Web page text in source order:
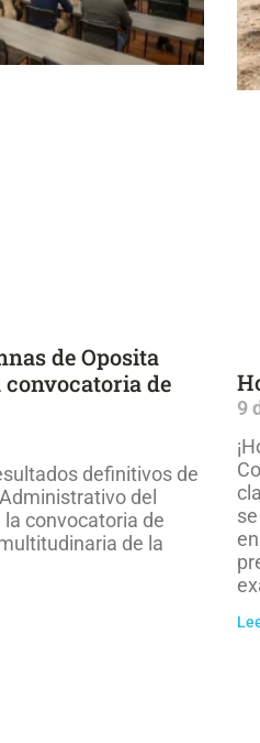
de Oposita
de
definitivos de
del
la convocatoria de
de la
9